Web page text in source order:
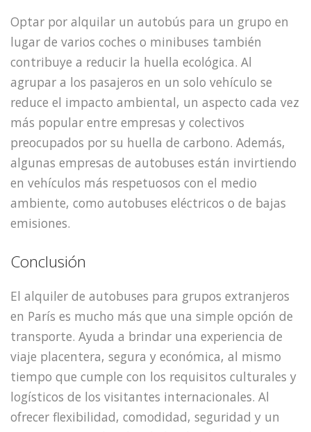
Optar por alquilar un autobús para un grupo en
lugar de varios coches o minibuses también
contribuye a reducir la huella ecológica. Al
agrupar a los pasajeros en un solo vehículo se
reduce el impacto ambiental, un aspecto cada vez
más popular entre empresas y colectivos
preocupados por su huella de carbono. Además,
algunas empresas de autobuses están invirtiendo
en vehículos más respetuosos con el medio
ambiente, como autobuses eléctricos o de bajas
emisiones.
Conclusión
El alquiler de autobuses para grupos extranjeros
en París es mucho más que una simple opción de
transporte. Ayuda a brindar una experiencia de
viaje placentera, segura y económica, al mismo
tiempo que cumple con los requisitos culturales y
logísticos de los visitantes internacionales. Al
ofrecer flexibilidad, comodidad, seguridad y un